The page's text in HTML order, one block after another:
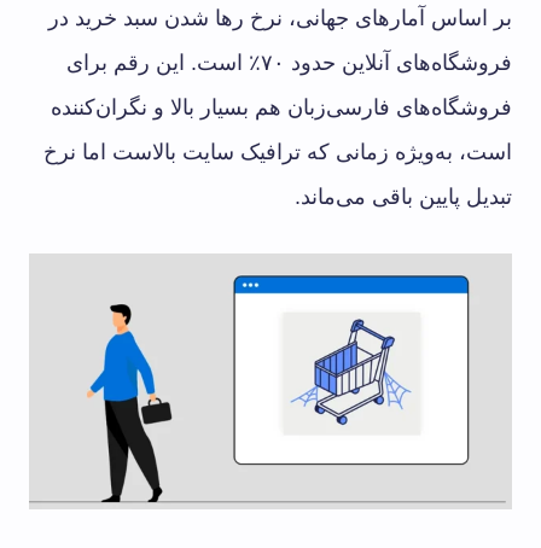
بر اساس آمارهای جهانی، نرخ رها شدن سبد خرید در
فروشگاه‌های آنلاین حدود ۷۰٪ است. این رقم برای
فروشگاه‌های فارسی‌زبان هم بسیار بالا و نگران‌کننده
است، به‌ویژه زمانی که ترافیک سایت بالاست اما نرخ
تبدیل پایین باقی می‌ماند.